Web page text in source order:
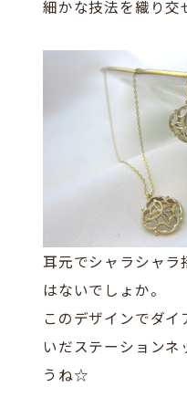
細かな技法を織り
耳元でシャラシャラ
はないでしょか。
このデザインでダ
いだステーション
うね☆